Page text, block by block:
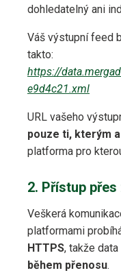
dohledatelný ani
Váš výstupní feed
takto:
https://
e9d4c21.xml
URL vašeho
pouze ti, kterým
platforma pro
2. Přístup
Veškerá
platformami
HTTPS, takže
během přenosu.